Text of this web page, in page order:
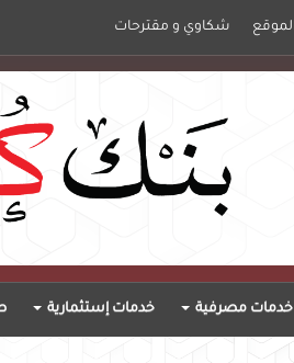
شكاوي و مقترحات
خدمات مصرفية خدمات إستثمارية